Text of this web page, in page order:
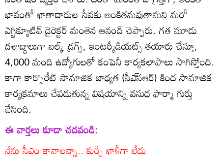
భావంతో ఖాతాదారుల సేవకు అంకితమవుతామని మరో
ఎగ్జిక్యూటివ్‌ డైరెక్టర్‌ మంతెన ఆనంద్‌ చెప్పారు. గత మూడు
దశాబ్దాలుగా బల్క్‌ డ్రగ్స్‌, ఇంటర్మీడియట్స్‌ తయారు చేస్తూ,
4,000 మంది ఉద్యోగులతో కంపెనీ కార్యకలాపాలు సాగిస్తోంది.
కాగా కార్పొరేట్‌ సామాజిక బాధ్యత (సీఎ్‌సఆర్‌) కింద సామాజిక
కార్యక్రమాలు చేపడుతున్న విషయాన్ని వసుధ ఫార్మా గుర్తు
చేసింది.
ఈ వార్తలు కూడా చదవండి:
నేను సీఎం కావాలన్నా.. కుర్చీ ఖాళీగా లేదు